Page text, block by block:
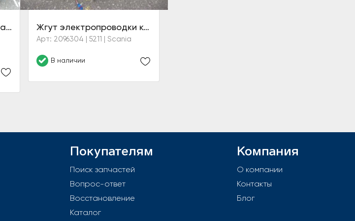
Фиксатор бачка для реагента левый в сборе с кронштейном Жгут электропроводки кабины предохранителей и реле с центральной электропанелью
Арт: 2096304 | 5211 | Scania
В наличии
Покупателям
Поиск запчастей
Вопрос-ответ
Восстановление
Каталог
Компания
О компании
Контакты
Блог